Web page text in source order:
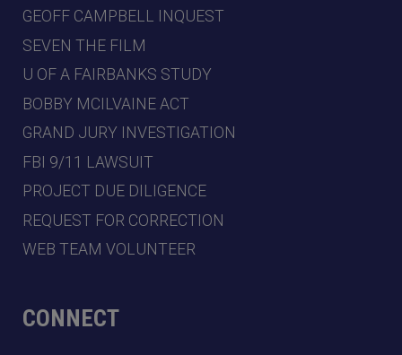
GEOFF CAMPBELL INQUEST
SEVEN THE FILM
U OF A FAIRBANKS STUDY
BOBBY MCILVAINE ACT
GRAND JURY INVESTIGATION
FBI 9/11 LAWSUIT
PROJECT DUE DILIGENCE
REQUEST FOR CORRECTION
WEB TEAM VOLUNTEER
CONNECT